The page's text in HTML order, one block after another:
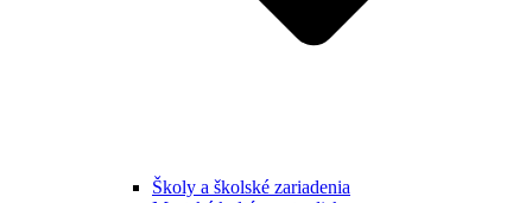
Školy a školské zariadenia